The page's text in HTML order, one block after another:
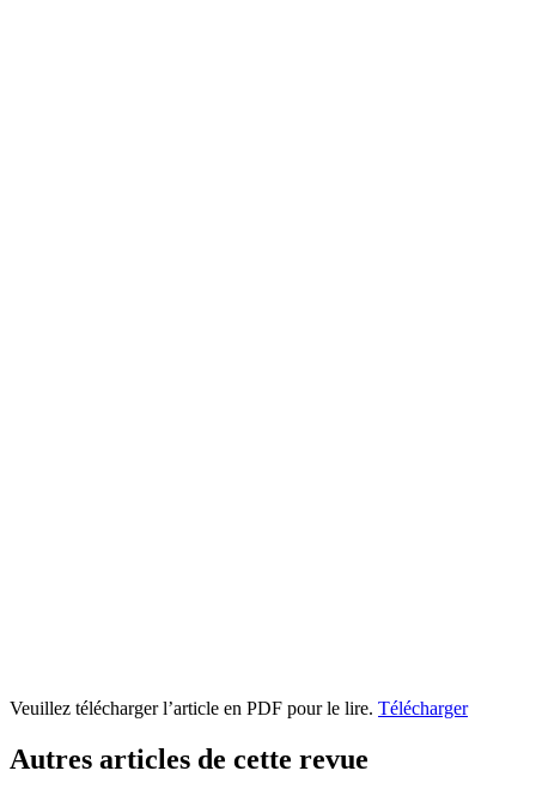
Veuillez télécharger l’article en PDF pour le lire. Télécharger
Autres articles de cette revue